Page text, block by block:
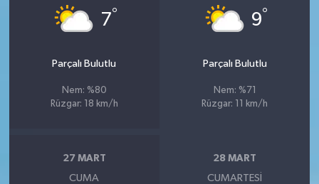
7°
Parçalı Bulutlu
Nem: %80
Rüzgar: 18 km/h
9°
Parçalı Bulutlu
Nem: %71
Rüzgar: 11 km/h
27 MART
CUMA
28 MART
CUMARTESI